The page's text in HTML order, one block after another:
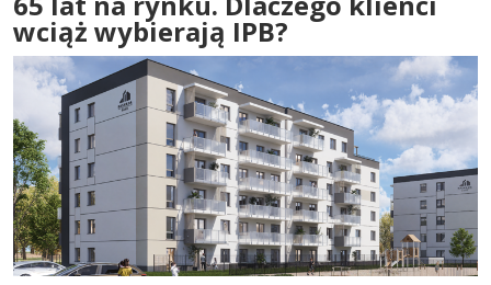
wciąż wybierają IPB?